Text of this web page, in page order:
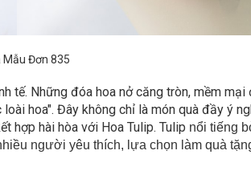
Mẫu Đơn 835
tế. Những đóa hoa nở căng tròn, mềm
hoa". Đây không chỉ là món quà đầy ý
hợp hài hòa với Hoa Tulip. Tulip nổi tiếng
người yêu thích, lựa chọn làm quà